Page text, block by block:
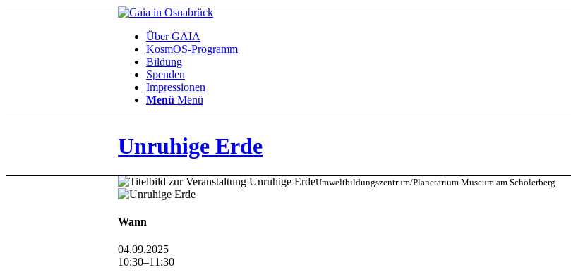
Über GAIA
KosmOS-Programm
Bildung
Spenden
Impressionen
Menü Menü
Unruhige Erde
Umweltbildungszentrum/Planetarium Museum am Schölerberg
Wann
04.09.2025
10:30–11:30